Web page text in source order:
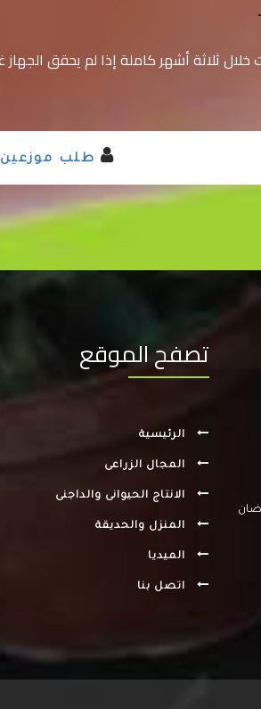
طلب موزعين
تصفح الموقع
الرئيسية
المجال الزراعى
الانتاج الحيوانى والداجنى
المنزل والحديقة
الميديا
اتصل بنا